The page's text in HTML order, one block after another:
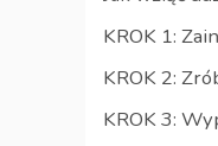
KROK 1:
KROK 2:
KROK 3: